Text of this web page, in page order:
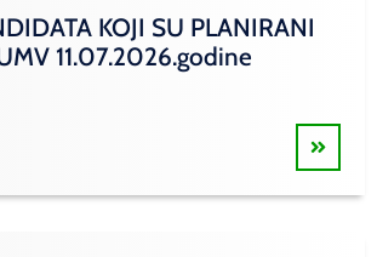
KOJI SU PLANIRANI
11.07.2026.godine